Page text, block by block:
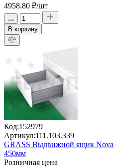
4958.80 ₽/шт
В корзину
Код:152979
Артикул:111.103.339
GRASS Выдвижной ящик Nova
450мм
Розничная цена